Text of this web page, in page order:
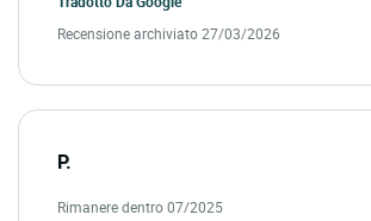
Recensione archiviato 27/03/2026
P.
Rimanere dentro 07/2025